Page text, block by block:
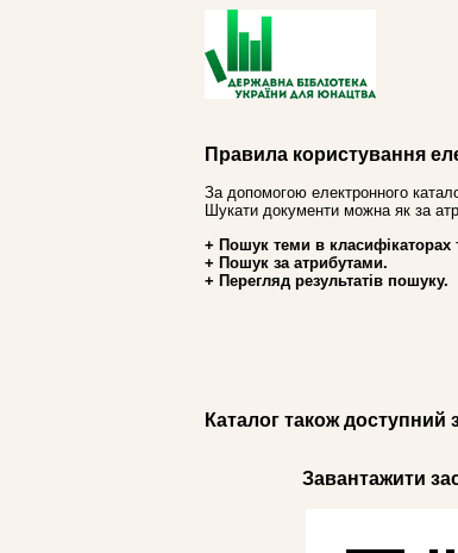
Правила користування
За допомогою електронного
Шукати документи можна як за
+ Пошук теми в класифікаторах
+ Пошук за атрибутами.
+ Перегляд результатів пошуку.
Каталог також
Завантажити